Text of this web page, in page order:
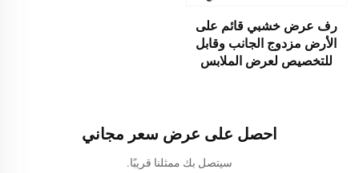
رف عرض خشبي قائم على
الأرض مزدوج الجانب وقابل
للتخصيص لعرض الملابس
احصل على عرض سعر مجاني
سيتصل بك ممثلنا قريبًا.